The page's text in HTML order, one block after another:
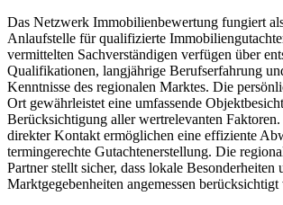
Das Netzwerk Immobilienbewertung fungiert
Anlaufstelle für qualifizierte
vermittelten Sachverständigen verfügen über
Qualifikationen, langjährige Berufserfahrung
Kenntnisse des regionalen Marktes. Die
Ort gewährleistet eine umfassende
Berücksichtigung aller wertrelevanten
direkter Kontakt ermöglichen eine effiziente
termingerechte Gutachtenerstellung. Die
Partner stellt sicher, dass lokale Besonderheiten
Marktgegebenheiten angemessen berücksichtigt